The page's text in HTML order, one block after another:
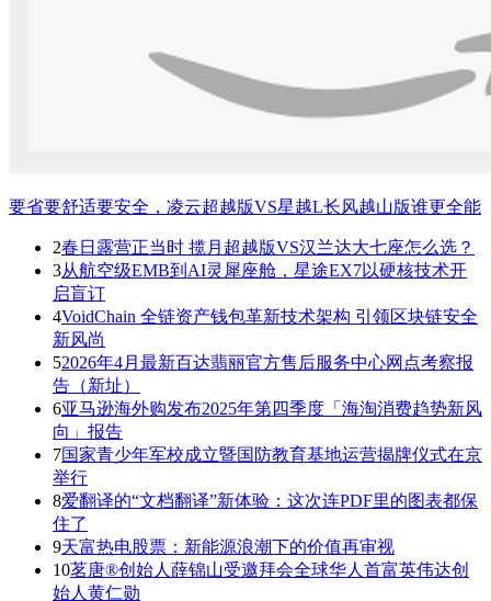
要省要舒适要安全，凌云超越版VS星越L长风越山版谁更全能
2春日露营正当时 揽月超越版VS汉兰达大七座怎么选？
3从航空级EMB到AI灵犀座舱，星途EX7以硬核技术开
启盲订
4VoidChain 全链资产钱包革新技术架构 引领区块链安全
新风尚
52026年4月最新百达翡丽官方售后服务中心网点考察报
告（新址）
6亚马逊海外购发布2025年第四季度「海淘消费趋势新风
向」报告
7国家青少年军校成立暨国防教育基地运营揭牌仪式在京
举行
8爱翻译的“文档翻译”新体验：这次连PDF里的图表都保
住了
9天富热电股票：新能源浪潮下的价值再审视
10茗唐®创始人薛锦山受邀拜会全球华人首富英伟达创
始人黄仁勋